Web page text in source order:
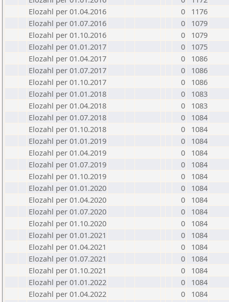
Elozahl per 01.04.2016
0
1176
Elozahl per 01.07.2016
0
1079
Elozahl per 01.10.2016
0
1079
Elozahl per 01.01.2017
0
1075
Elozahl per 01.04.2017
0
1086
Elozahl per 01.07.2017
0
1086
Elozahl per 01.10.2017
0
1086
Elozahl per 01.01.2018
0
1083
Elozahl per 01.04.2018
0
1083
Elozahl per 01.07.2018
0
1084
Elozahl per 01.10.2018
0
1084
Elozahl per 01.01.2019
0
1084
Elozahl per 01.04.2019
0
1084
Elozahl per 01.07.2019
0
1084
Elozahl per 01.10.2019
0
1084
Elozahl per 01.01.2020
0
1084
Elozahl per 01.04.2020
0
1084
Elozahl per 01.07.2020
0
1084
Elozahl per 01.10.2020
0
1084
Elozahl per 01.01.2021
0
1084
Elozahl per 01.04.2021
0
1084
Elozahl per 01.07.2021
0
1084
Elozahl per 01.10.2021
0
1084
Elozahl per 01.01.2022
0
1084
Elozahl per 01.04.2022
0
1084